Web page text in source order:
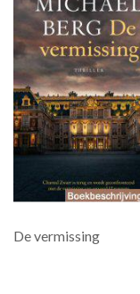
De vermissing